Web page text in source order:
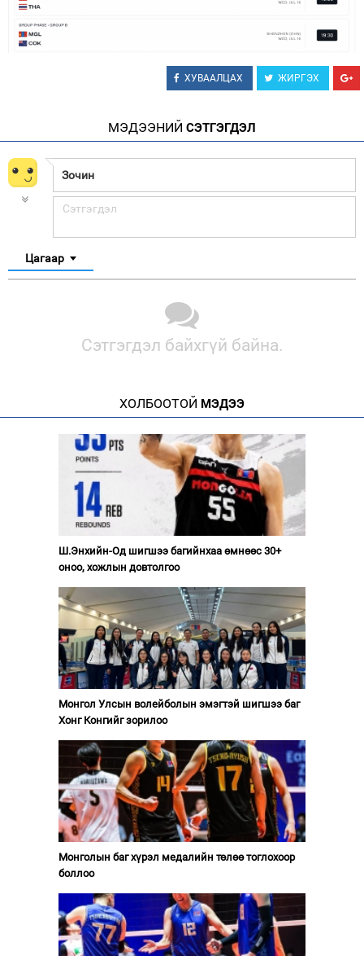
ХУВААЛЦАХ ЖИРГЭХ
МЭДЭЭНИЙ СЭТГЭГДЭЛ
Цагаар
Сэтгэгдэл байхгүй байна.
ХОЛБООТОЙ МЭДЭЭ
Ш.Энхийн-Од шигшээ багийнхаа өмнөөс 30+
оноо, хожлын довтолгоо
Монгол Улсын волейболын эмэгтэй шигшээ баг
Хонг Конгийг зорилоо
Монголын баг хүрэл медалийн төлөө тоглохоор
боллоо